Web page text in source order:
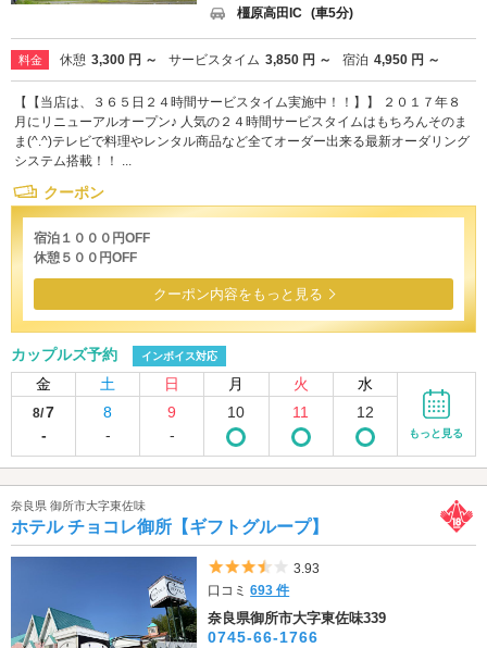
橿原高田IC (車5分)
料金 休憩 3,300 円 ～ サービスタイム 3,850 円 ～ 宿泊 4,950 円 ～
【【当店は、３６５日２４時間サービスタイム実施中！！】】 ２０１７年８
月にリニューアルオープン♪ 人気の２４時間サービスタイムはもちろんそのま
ま(^.^)テレビで料理やレンタル商品など全てオーダー出来る最新オーダリング
システム搭載！！ ...
クーポン
宿泊１０００円OFF
休憩５００円OFF
クーポン内容をもっと見る
カップルズ予約 インボイス対応
金 土 日 月 火 水
8/7
-
8
-
9
-
10 11 12
もっと見る
奈良県 御所市大字東佐味
ホテル チョコレ御所【ギフトグループ】
5つ星のうち3.5
3.93
口コミ693 件
奈良県御所市大字東佐味339
0745-66-1766